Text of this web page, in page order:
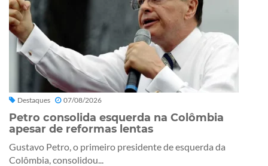
Destaques 07/08/2026
Petro consolida esquerda na Colômbia
apesar de reformas lentas
Gustavo Petro, o primeiro presidente de esquerda da
Colômbia, consolidou...